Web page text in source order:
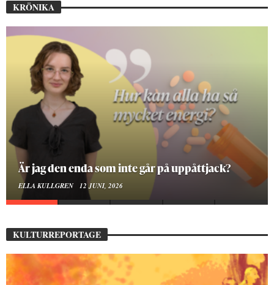
KRÖNIKA
Är jag den enda som inte går på uppåttjack?
ELLA KULLGREN 12 JUNI, 2026
KULTURREPORTAGE